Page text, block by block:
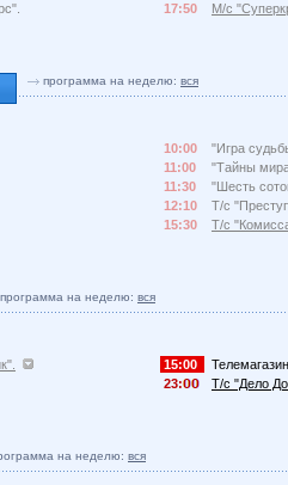
17:50 М/с
программа на неделю: вся
10:00
"Игра
11:00
"Тайны
11:30
"Шесть
12:10
Т/с
15:30
Т/с
программа на неделю: вся
15:00
23:
Т/с "Дело
на неделю: вся